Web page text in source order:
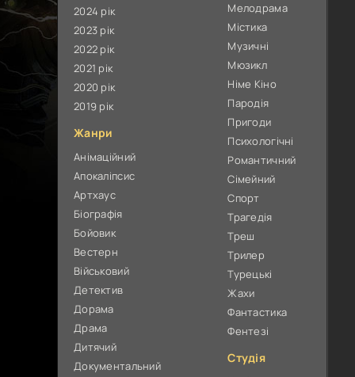
2024 рік
2023 рік
2022 рік
2021 рік
2020 рік
2019 рік
Жанри
Анімаційний
Апокаліпсис
Артхаус
Біографія
Бойовик
Вестерн
Військовий
Детектив
Дорама
Драма
Дитячий
Документальний
Мелодрама
Містика
Музичні
Мюзикл
Німе Кіно
Пародія
Пригоди
Психологічні
Романтичний
Сімейний
Спорт
Трагедія
Треш
Трилер
Турецькі
Жахи
Фантастика
Фентезі
Студія